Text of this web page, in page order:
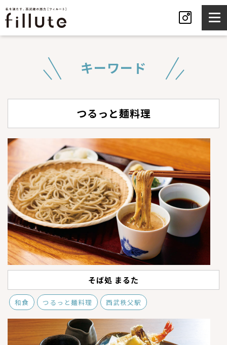
キーワード
つるっと麺料理
そば処 まるた
和食 つるっと麺料理 西武秩父駅